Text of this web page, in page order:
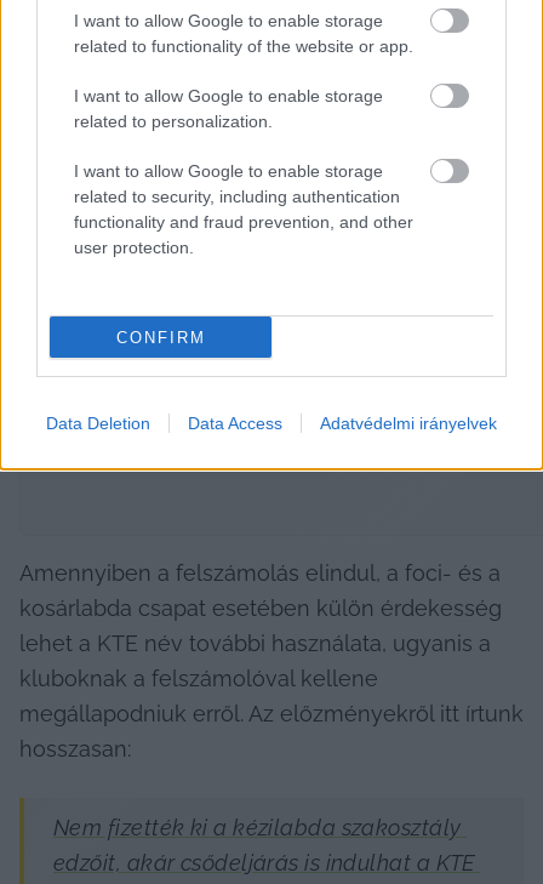
I want to allow Google to enable storage
related to functionality of the website or app.
I want to allow Google to enable storage
related to personalization.
I want to allow Google to enable storage
related to security, including authentication
functionality and fraud prevention, and other
user protection.
CONFIRM
Data Deletion Data Access Adatvédelmi irányelvek
hogy megkapta-e ezt.
„Én nem kaptam semmit sem” – válaszolt. Amikor
visszakérdeztünk, hogy van-e tudomása az
ügyről, csak azt felelte, hogy „még nem” . Ha
bármilyen fejlemény történik az ügyben, arról
természetesen újabb cikkben számolunk be.
HIRDETÉS
Amennyiben a felszámolás elindul, a foci- és a
kosárlabda csapat esetében külön érdekesség
lehet a KTE név további használata, ugyanis a
kluboknak a felszámolóval kellene
megállapodniuk erről. Az előzményekről itt írtunk
hosszasan:
Nem fizették ki a kézilabda szakosztály
edzőit, akár csődeljárás is indulhat a KTE